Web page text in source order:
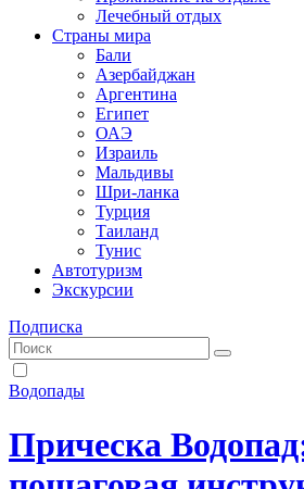
Лечебный отдых
Страны мира
Бали
Азербайджан
Аргентина
Египет
ОАЭ
Израиль
Мальдивы
Шри-ланка
Турция
Таиланд
Тунис
Автотуризм
Экскурсии
Подписка
Водопады
Прическа